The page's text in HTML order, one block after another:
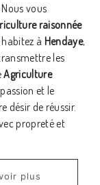
vous
raisonnée
à Hendaye,
les
Agriculture
et le
désir de réussir.
propreté et
plus